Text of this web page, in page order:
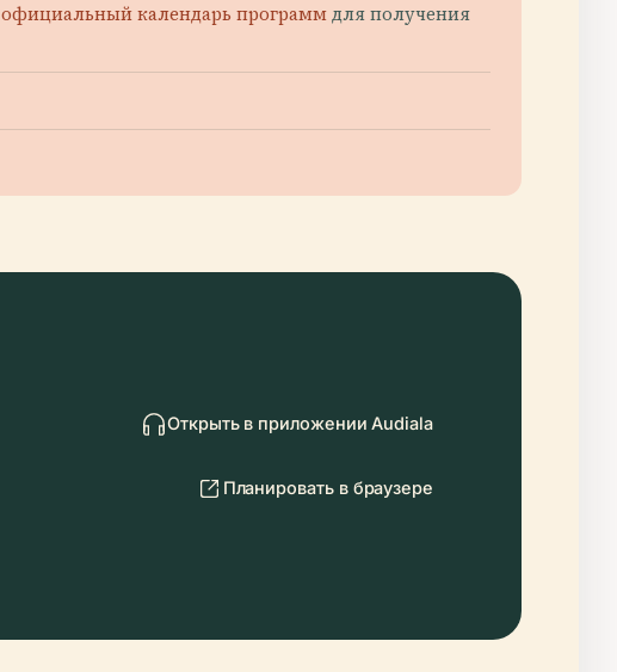
официальный календарь программдля получения
Открыть в приложении Audiala
Планировать в браузере